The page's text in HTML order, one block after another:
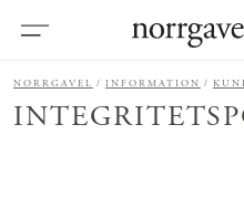
NORRGAVEL INFORMATION